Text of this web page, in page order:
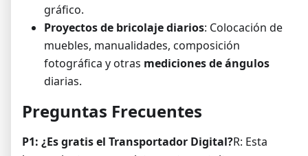
gráfico.
Proyectos de bricolaje diarios: Colocación de
muebles, manualidades, composición
fotográfica y otras mediciones de ángulos
diarias.
Preguntas Frecuentes
P1: ¿Es gratis el Transportador Digital?R: Esta